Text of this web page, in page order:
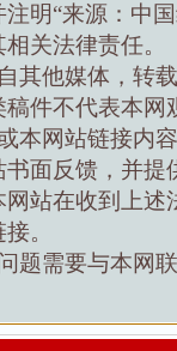
明“来源：中
关法律责任。
其他媒体，转
件不代表本网
本网站链接内
面反馈，并提
站在收到上述
。
题需要与本网